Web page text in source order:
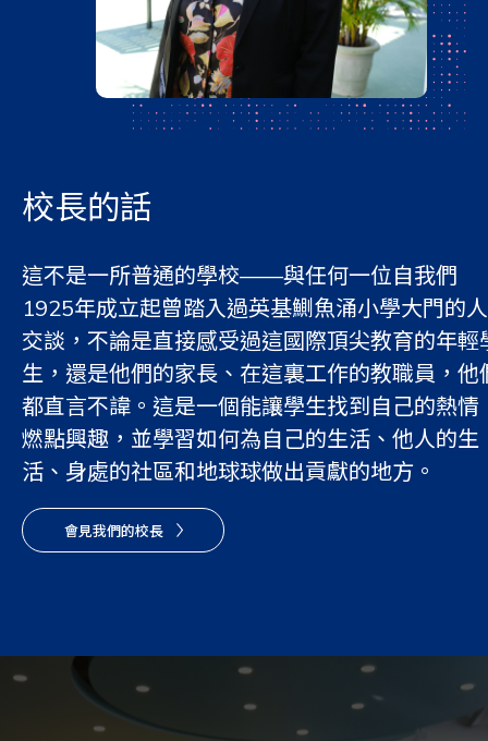
校長的話
這不是一所普通的學校——與任何一位自我們
1925年成立起曾踏入過英基鰂魚涌小學大門的人
交談，不論是直接感受過這國際頂尖教育的年輕
生，還是他們的家長、在這裏工作的教職員，他
都直言不諱。這是一個能讓學生找到自己的熱情
燃點興趣，並學習如何為自己的生活、他人的生
活、身處的社區和地球球做出貢獻的地方。
會見我們的校長